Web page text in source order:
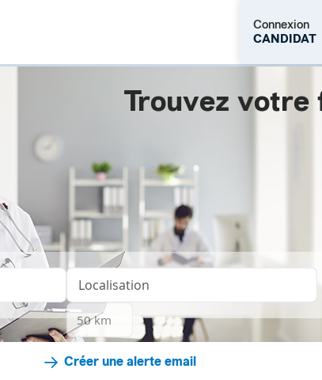
Connexion
CANDIDAT
M'inscrire
Trouvez
Créer une alerte email